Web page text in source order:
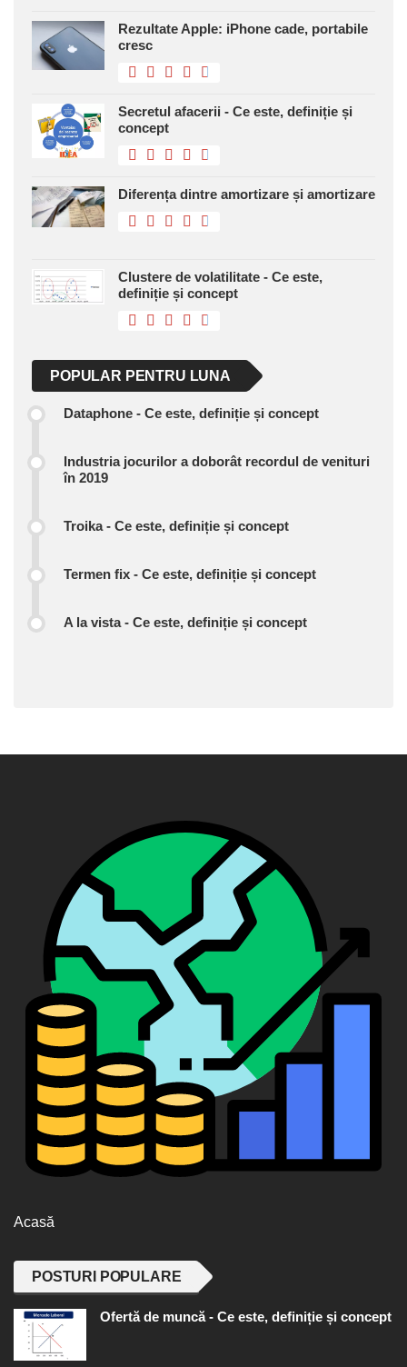
Rezultate Apple: iPhone cade, portabile
cresc
Secretul afacerii - Ce este, definiție și
concept
Diferența dintre amortizare și amortizare
Clustere de volatilitate - Ce este,
definiție și concept
POPULAR PENTRU LUNA
Dataphone - Ce este, definiție și concept
Industria jocurilor a doborât recordul de venituri
în 2019
Troika - Ce este, definiție și concept
Termen fix - Ce este, definiție și concept
A la vista - Ce este, definiție și concept
Acasă
POSTURI POPULARE
Ofertă de muncă - Ce este, definiție și concept